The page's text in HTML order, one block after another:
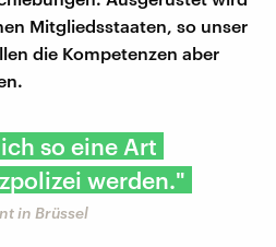
Mitgliedsstaaten, so unser
die Kompetenzen aber
so eine Art
werden."
in Brüssel